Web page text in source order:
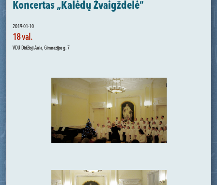
Koncertas „Kalėdų Žvaigždelė”
2019-01-10
18 val.
VDU Didžioji Aula, Gimnazijos g. 7